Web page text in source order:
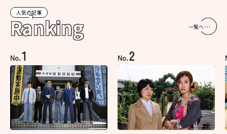
人気の記事
Ranking 一覧へ
No.1 No.2